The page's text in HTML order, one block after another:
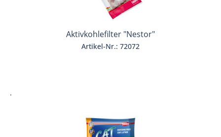
Aktivkohlefilter "Nestor"
Artikel-Nr.: 72072
.